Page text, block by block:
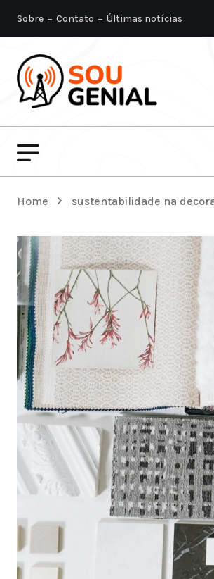
Sobre Contato Últimas notícias
Home sustentabilidade na